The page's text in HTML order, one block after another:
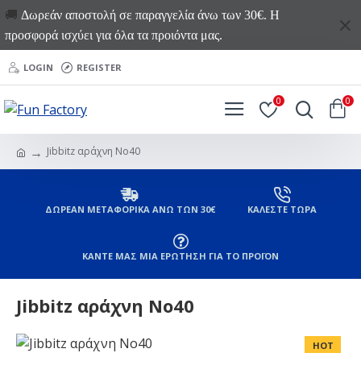
🚚 Δωρεάν αποστολή σε παραγγελία άνω των 30€. Η
προσφορά ισχύει για όλα τα προιόντα μας.
LOGIN REGISTER
0 0
Jibbitz αράχνη Νο40
ΔΩΡΕΑΝ ΜΕΤΑΦΟΡΙΚΑ ΑΝΩ ΤΩΝ 30€ ΚΑΛΕΣΤΕ ΤΩΡΑ
ΚΑΝΤΕ ΜΑΣ ΜΙΑ ΕΡΩΤΗΣΗ ΓΙΑ ΤΟ ΠΡΟΪΟΝ
Jibbitz αράχνη Νο40
HOT